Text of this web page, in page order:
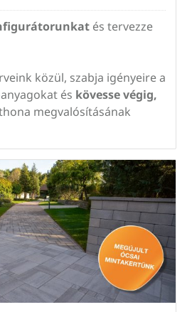
és tervezze
közül, szabja igényeire a
és kövesse végig,
megvalósításának